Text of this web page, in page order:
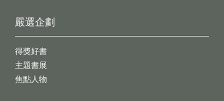
嚴選企劃
得獎好書
主題書展
焦點人物